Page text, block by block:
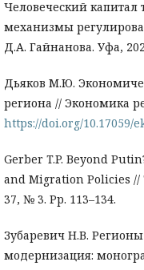
Человеческий
механизмы
Д.А. Гайнанова. Уфа,
Дьяков М.Ю.
региона // Экономика
https://doi.org/10.17059/
Gerber T.P. Beyond
and Migration Policies //
37, № 3. Pp. 113–134.
Зубаревич Н.В.
модернизация: